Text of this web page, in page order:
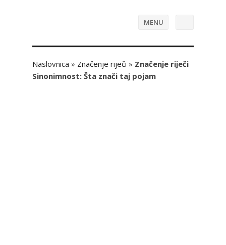
MENU
Naslovnica » Značenje riječi » Značenje riječi
Sinonimnost: Šta znači taj pojam